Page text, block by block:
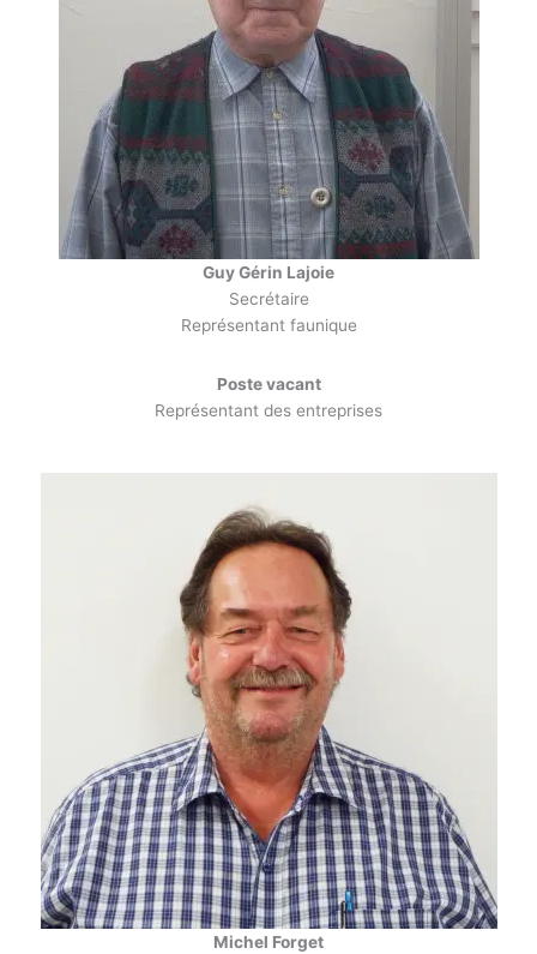
Guy Gérin Lajoie
Secrétaire
Représentant faunique
Poste vacant
Représentant des entreprises
Michel Forget